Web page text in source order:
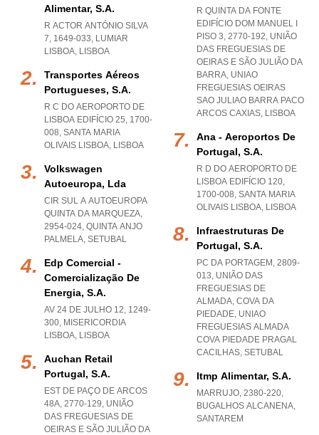
Alimentar, S.a.
R ACTOR ANTÓNIO SILVA
7, 1649-033, LUMIAR
LISBOA, LISBOA
Transportes Aéreos
Portugueses, S.a.
R C DO AEROPORTO DE
LISBOA EDIFÍCIO 25, 1700-
008, SANTA MARIA
OLIVAIS LISBOA, LISBOA
Volkswagen
Autoeuropa, Lda
CIR SUL A AUTOEUROPA
QUINTA DA MARQUEZA,
2954-024, QUINTA ANJO
PALMELA, SETUBAL
Edp Comercial -
Comercialização De
Energia, S.a.
AV 24 DE JULHO 12, 1249-
300, MISERICORDIA
LISBOA, LISBOA
Auchan Retail
Portugal, S.a.
EST DE PAÇO DE ARCOS
48A, 2770-129, UNIÃO
DAS FREGUESIAS DE
OEIRAS E SÃO JULIÃO DA
R QUINTA DA FONTE
EDIFÍCIO DOM MANUEL I
PISO 3, 2770-192, UNIÃO
DAS FREGUESIAS DE
OEIRAS E SÃO JULIÃO DA
BARRA, UNIAO
FREGUESIAS OEIRAS
SAO JULIAO BARRA PACO
ARCOS CAXIAS, LISBOA
Ana - Aeroportos De
Portugal, S.a.
R D DO AEROPORTO DE
LISBOA EDIFÍCIO 120,
1700-008, SANTA MARIA
OLIVAIS LISBOA, LISBOA
Infraestruturas De
Portugal, S.a.
PC DA PORTAGEM, 2809-
013, UNIÃO DAS
FREGUESIAS DE
ALMADA, COVA DA
PIEDADE, UNIAO
FREGUESIAS ALMADA
COVA PIEDADE PRAGAL
CACILHAS, SETUBAL
Itmp Alimentar, S.a.
MARRUJO, 2380-220,
BUGALHOS ALCANENA,
SANTAREM